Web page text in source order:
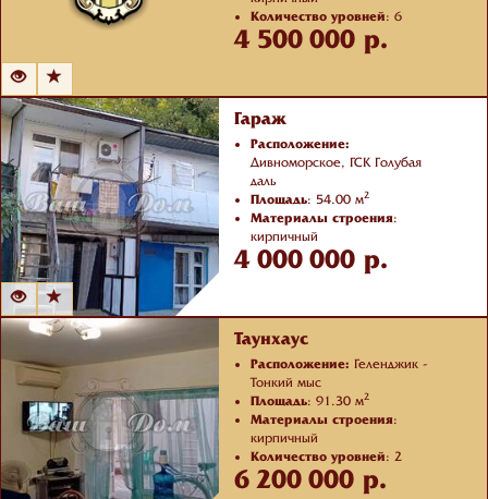
Количество уровней: 6
Отделка : черновая
4 500 000 р.
Гараж
Расположение:
Дивноморское, ГСК Голубая
даль
Площадь: 54.00 м2
Материалы строения:
кирпичный
Количество уровней
Отделка
: с ремонтом
4 000 000 р.
Таунхаус
Расположение: Геленджик -
Тонкий мыс
Площадь: 91.30 м2
Материалы строения:
кирпичный
Количество уровней: 2
Отделка : с ремонтом
6 200 000 р.